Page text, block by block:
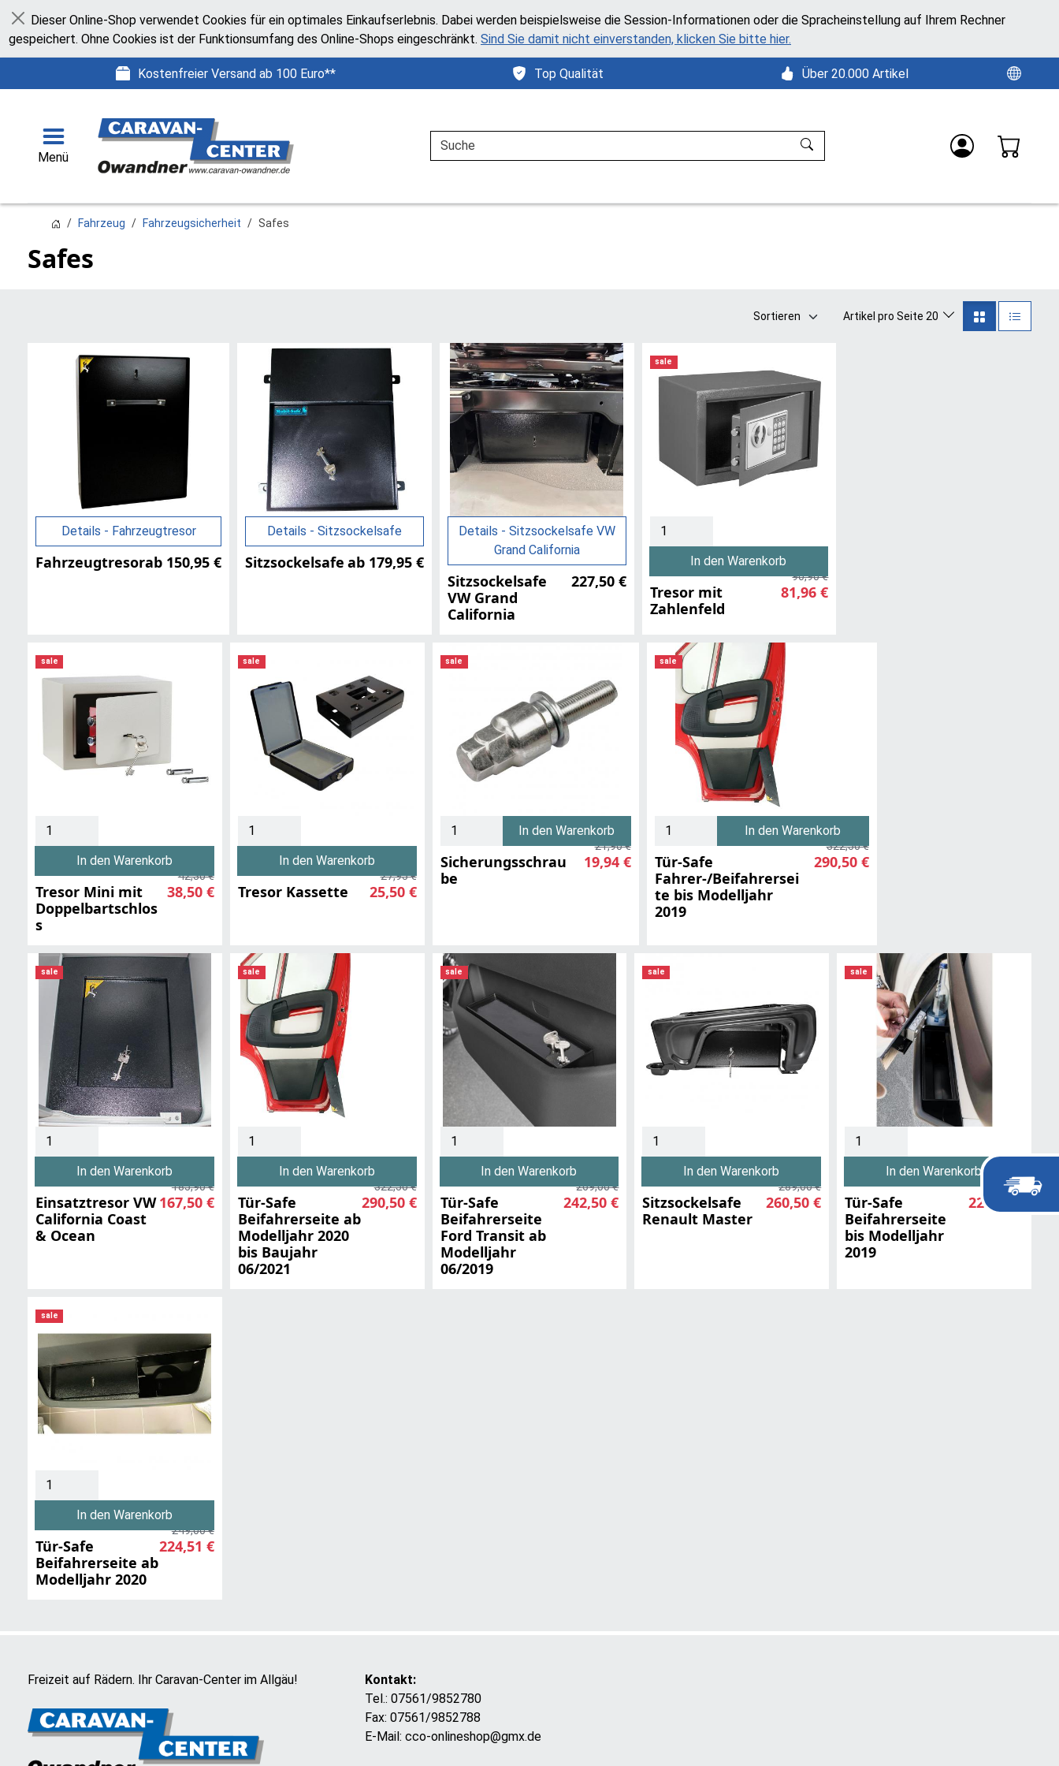
Schließen
Dieser Online-Shop verwendet Cookies für ein optimales Einkaufserlebnis. Dabei werden beispielsweise die Session-Informationen oder die Spracheinstellung auf Ihrem Rechner
gespeichert. Ohne Cookies ist der Funktionsumfang des Online-Shops eingeschränkt. Sind Sie damit nicht einverstanden, klicken Sie bitte hier.
Kostenfreier Versand ab 100 Euro** Top Qualität Über 20.000 Artikel
Menü
Suche
Fahrzeug Fahrzeugsicherheit Safes
Safes
Sortieren Artikel pro Seite 20
Details - Fahrzeugtresor
Fahrzeugtresorab 150,95 €
Details - Sitzsockelsafe
Sitzsockelsafe ab 179,95 €
Details - Sitzsockelsafe VW
Grand California
Sitzsockelsafe
VW Grand
California
227,50 €
sale
In den Warenkorb
Tresor mit
Zahlenfeld
90,90 €
81,96 €
sale
In den Warenkorb
Tresor Mini mit
Doppelbartschlos
s
42,30 €
38,50 €
sale
In den Warenkorb
Tresor Kassette
27,95 €
25,50 €
sale
In den Warenkorb
Sicherungsschrau
be
21,90 €
19,94 €
sale
In den Warenkorb
Tür-Safe
Fahrer-/Beifahrersei
te bis Modelljahr
2019
322,50 €
290,50 €
sale
In den Warenkorb
Einsatztresor VW
California Coast
& Ocean
185,90 €
167,50 €
sale
In den Warenkorb
Tür-Safe
Beifahrerseite ab
Modelljahr 2020
bis Baujahr
06/2021
322,50 €
290,50 €
sale
In den Warenkorb
Tür-Safe
Beifahrerseite
Ford Transit ab
Modelljahr
06/2019
269,00 €
242,50 €
sale
In den Warenkorb
Sitzsockelsafe
Renault Master
289,00 €
260,50 €
sale
In den Warenkorb
Tür-Safe
Beifahrerseite
bis Modelljahr
2019
249,00 €
224,51 €
sale
In den Warenkorb
Tür-Safe
Beifahrerseite ab
Modelljahr 2020
249,00 €
224,51 €
Freizeit auf Rädern. Ihr Caravan-Center im Allgäu!
Kontakt:
Tel.: 07561/9852780
Fax: 07561/9852788
E-Mail: cco-onlineshop@gmx.de